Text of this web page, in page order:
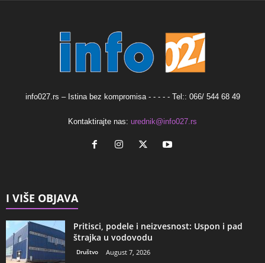
info027.rs – Istina bez kompromisa - - - - - Tel:: 066/ 544 68 49
Kontaktirajte nas: urednik@info027.rs
I VIŠE OBJAVA
Pritisci, podele i neizvesnost: Uspon i pad
štrajka u vodovodu
Društvo August 7, 2026